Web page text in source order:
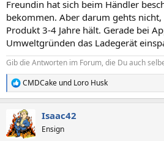
:
Freundin hat sich beim Händler
bekommen. Aber darum gehts
Produkt 3-4 Jahre hält. Gerade bei
Umweltgründen das Ladegerät
Gib die Antworten im Forum, die Du auch
R
e
k
t
i
CMDCake und Loro Husk
Isaac42
Ensign